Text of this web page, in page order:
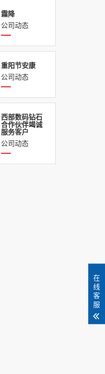
霜降
公司动态
重阳节安康
公司动态
西部数码钻石
合作伙伴竭诚
服务客户
公司动态
在
线
客
服